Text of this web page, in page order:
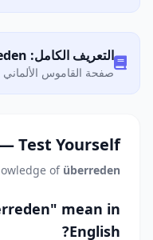
التعريف الكامل: Was bedeutet „überreden"?
صفحة القاموس الألماني
Test Yourself
of überreden
mean in
English?